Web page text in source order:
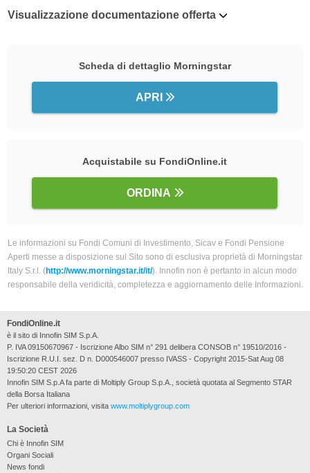
Visualizzazione documentazione offerta
Scheda di dettaglio Morningstar
APRI
Acquistabile su FondiOnline.it
ORDINA
Le informazioni su Fondi Comuni di Investimento, Sicav e Fondi Pensione
Aperti messe a disposizione sul Sito sono di esclusiva proprietà di Morningstar
Italy S.r.l. (http://www.morningstar.it/it/). Innofin non è pertanto in alcun modo
responsabile della veridicità, completezza e aggiornamento delle Informazioni.
La Società
Chi è Innofin SIM
Organi Sociali
News fondi
FondiOnline.it
è il sito di Innofin SIM S.p.A.
P. IVA 09150670967 - Iscrizione Albo SIM n° 291 delibera CONSOB n° 19510/2016 -
Iscrizione R.U.I. sez. D n. D000546007 presso IVASS - Copyright 2015-Sat Aug 08
19:50:20 CEST 2026
Innofin SIM S.p.A fa parte di Moltiply Group S.p.A., società quotata al Segmento STAR
della Borsa Italiana
Per ulteriori informazioni, visita www.moltiplygroup.com